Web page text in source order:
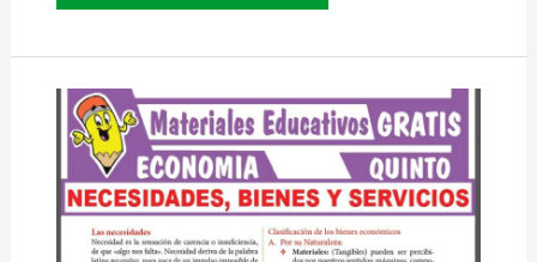
de
para
Quinto
Grado
de
Secundaria